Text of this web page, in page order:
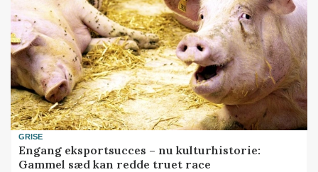
GRISE
Engang eksportsucces – nu kulturhistorie:
Gammel sæd kan redde truet race